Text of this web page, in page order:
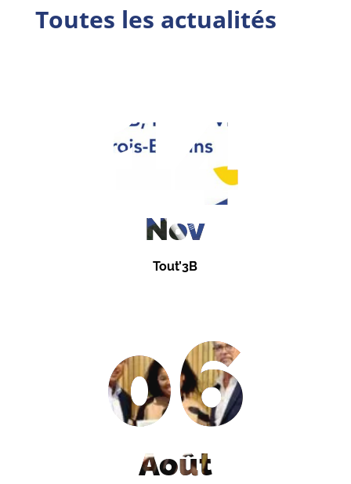
Toutes les actualités
Tout’3B
14
Nov
06
Août